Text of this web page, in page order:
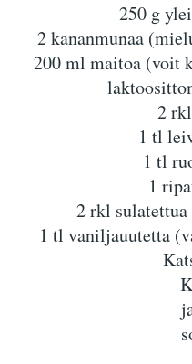
250 g
2 kananmunaa
200 ml maitoa (voit
2
1 tl
1 tl
1
2 rkl
1 tl vaniljauutetta